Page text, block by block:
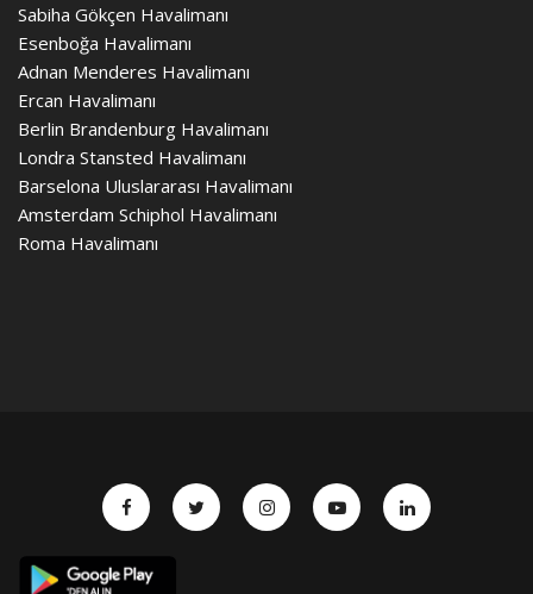
Sabiha Gökçen Havalimanı
Esenboğa Havalimanı
Adnan Menderes Havalimanı
Ercan Havalimanı
Berlin Brandenburg Havalimanı
Londra Stansted Havalimanı
Barselona Uluslararası Havalimanı
Amsterdam Schiphol Havalimanı
Roma Havalimanı